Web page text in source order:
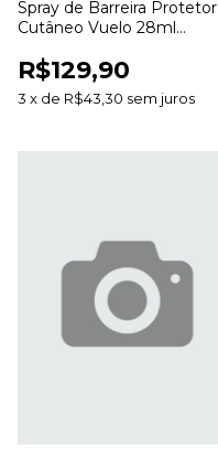
Spray de Barreira Protetor
Cutâneo Vuelo 28ml
Álcool
R$129,90
3 x de R$43,30 sem juros